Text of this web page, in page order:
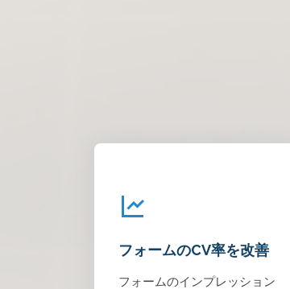
フォームのCV率を改善
フォームのインプレッション